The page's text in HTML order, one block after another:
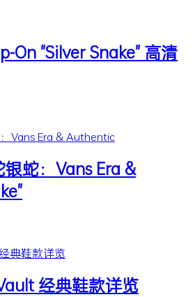
On "Silver Snake" 高清
银蛇：Vans Era &
经典鞋款详览